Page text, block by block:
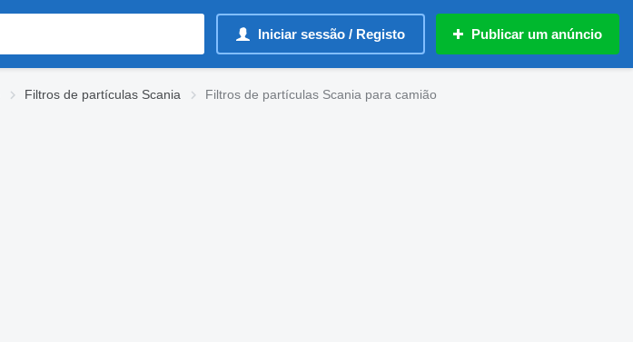
Iniciar sessão / Registo Publicar um anúncio
Filtros de partículas Scania Filtros de partículas Scania para camião